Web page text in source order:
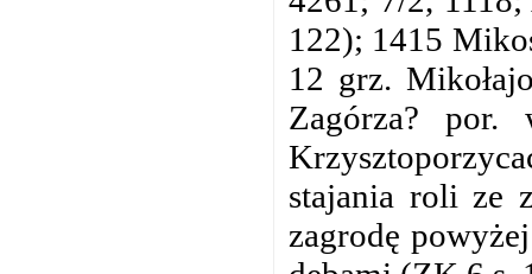
122); 1415
12 grz.
Zagórza?
stajania roli ze
zagrodę